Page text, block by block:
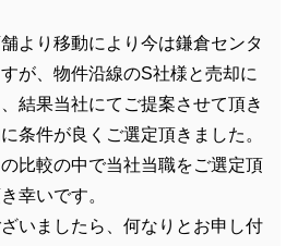
より移動により今は鎌倉センタ
が、物件沿線のS社様と売却に
結果当社にてご提案させて頂き
条件が良くご選定頂きました。
比較の中で当社当職をご選定頂
幸いです。
いましたら、何なりとお申し付